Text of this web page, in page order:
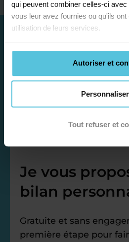
qui peuvent combiner celles-ci
vous leur avez fournies ou qu'ils
utilisation de leurs services.
Autoriser et
Personnaliser
Tout refuser et
Je vous
bilan
Gratuite et sans
première étape pour